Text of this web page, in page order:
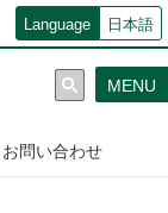
Language 日本語
お問い合わせ
MENU